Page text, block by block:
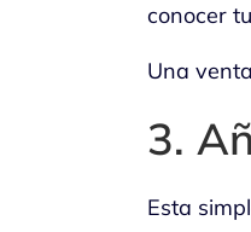
conocer
Una
3.
Esta